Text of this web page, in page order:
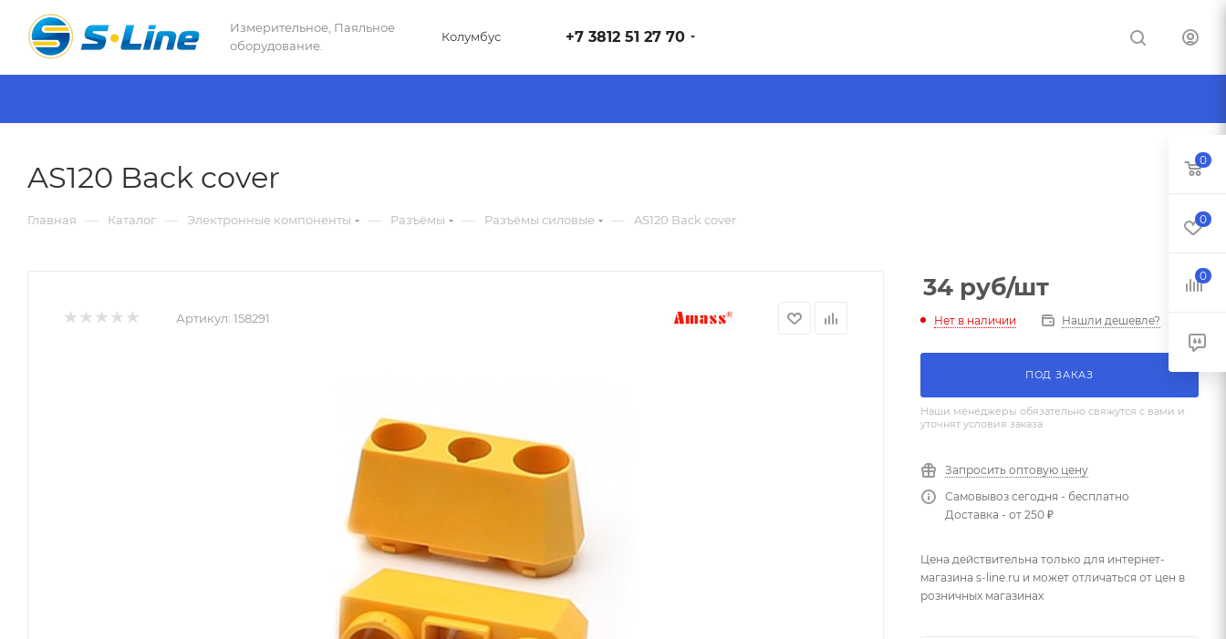
Измерительное, Паяльное
оборудование.
Колумбус +7 3812 51 27 70
AS120 Back cover
Главная — Каталог — Электронные компоненты — Разъёмы — Разъёмы силовые — AS120 Back cover
Артикул: 158291
34 руб/шт
Нет в наличии Нашли дешевле?
ПОД ЗАКАЗ
Наши менеджеры обязательно свяжутся с вами и
уточнят условия заказа
Запросить оптовую цену
Самовывоз сегодня - бесплатно
Доставка - от 250 ₽
Цена действительна только для интернет-
магазина s-line.ru и может отличаться от цен в
розничных магазинах
0
0
0